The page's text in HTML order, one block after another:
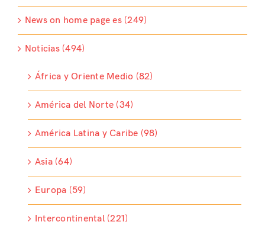
News on home page es (249)
Noticias (494)
África y Oriente Medio (82)
América del Norte (34)
América Latina y Caribe (98)
Asia (64)
Europa (59)
Intercontinental (221)